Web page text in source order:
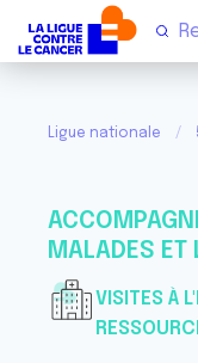
Ligue nationale
MALADES ET
VISITES À